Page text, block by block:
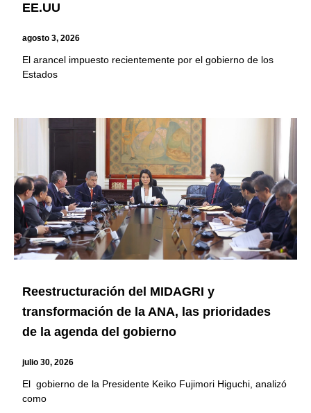
EE.UU
agosto 3, 2026
El arancel impuesto recientemente por el gobierno de los
Estados
Reestructuración del MIDAGRI y
transformación de la ANA, las prioridades
de la agenda del gobierno
julio 30, 2026
El gobierno de la Presidente Keiko Fujimori Higuchi, analizó
como